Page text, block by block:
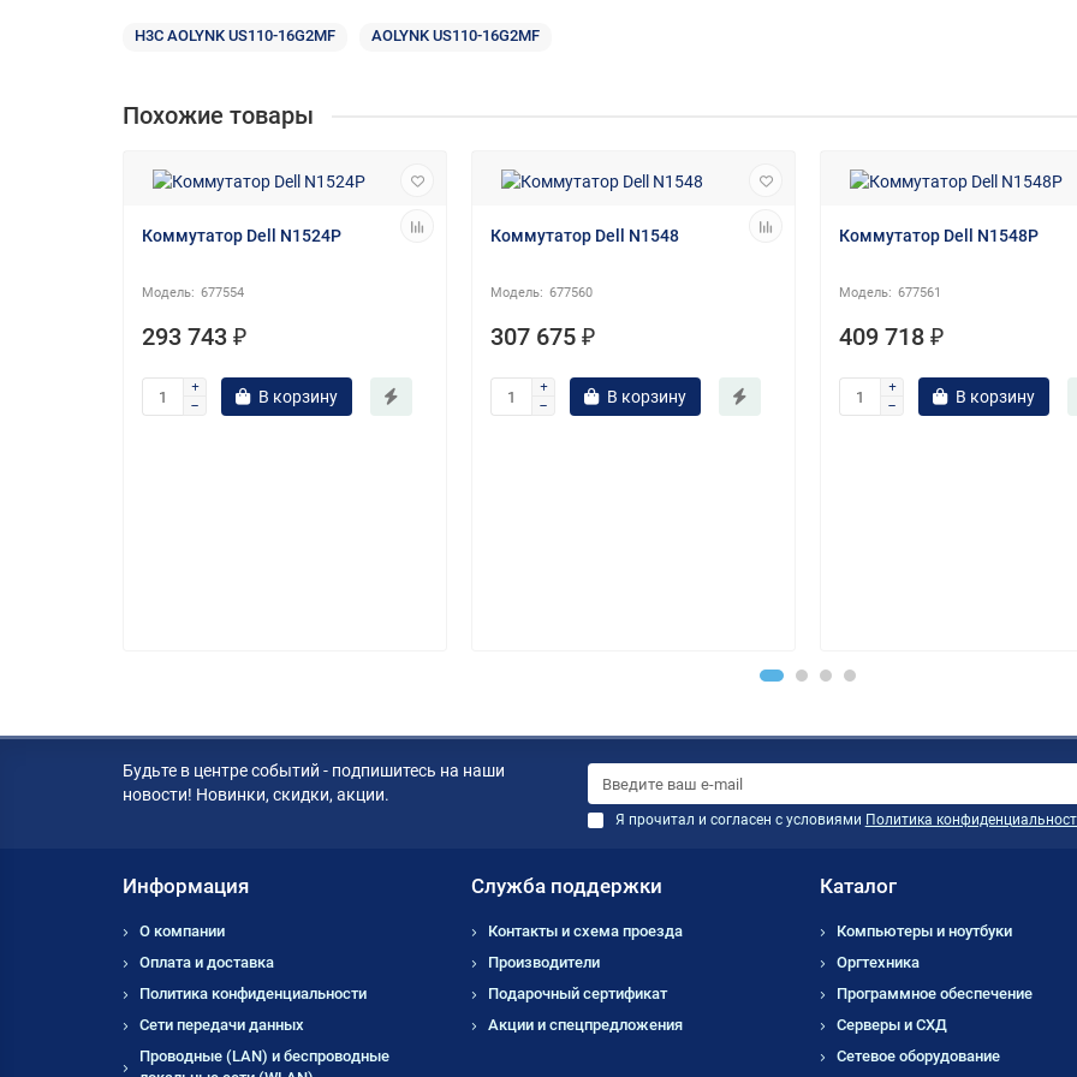
H3C AOLYNK US110-16G2MF AOLYNK US110-16G2MF
Похожие товары
Коммутатор Dell N1524P
677554
293 743 ₽
В корзину
Коммутатор Dell N1548
677560
307 675 ₽
В корзину
Коммутатор Dell N1548P
677561
409 718 ₽
В корзину
Будьте в центре событий - подпишитесь на наши
новости! Новинки, скидки, акции.
Я прочитал и согласен с условиями Политика
Информация
О компании
Оплата и доставка
Политика конфиденциальности
Сети передачи данных
Проводные (LAN) и беспроводные
Служба поддержки
Контакты и схема проезда
Производители
Подарочный сертификат
Акции и спецпредложения
Каталог
Компьютеры и ноутбуки
Оргтехника
Программное обеспечение
Серверы и СХД
Сетевое оборудование